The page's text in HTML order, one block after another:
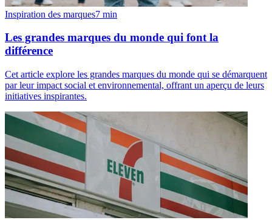
Inspiration des marques7 min
Les grandes marques du monde qui font la
différence
Cet article explore les grandes marques du monde qui se démarquent
par leur impact social et environnemental, offrant un aperçu de leurs
initiatives inspirantes.